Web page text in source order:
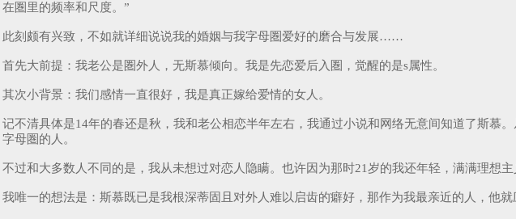
在圏里的频率和尺度。”
此刻颇有兴致，不如就详细说说我的婚姻与我字母圏爱好的磨合与发展……
首先大前提：我老公是圏外人，无斯慕倾向。我是先恋爱后入圏，觉醒的是s属性。
其次小背景：我们感情一直很好，我是真正嫁给爱情的女人。
记不清具体是14年的春还是秋，我和老公相恋半年左右，我通过小说和网络无意间知道了斯慕
字母圏的人。
不过和大多数人不同的是，我从未想过对恋人隐瞒。也许因为那时21岁的我还年轻，满满理想
我唯一的想法是：斯慕既已是我根深蒂固且对外人难以启齿的癖好，那作为我最亲近的人，他就